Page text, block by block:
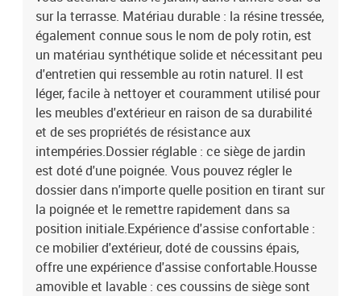
(100 % polyester)Matériau de remplissage du coussin de siège :
mousseDimensions du coussin de siège : 47 x 45 x 4 cm (l x P x
é)La livraison contient :1 x table de jardin2 x chaise de jardin2 x
chaise inclinable de jardin4 x coussin de siège avec housse
amovible et lavable
sur la terrasse. Matériau durable : la résine tressée,
également connue sous le nom de poly rotin, est
un matériau synthétique solide et nécessitant peu
d'entretien qui ressemble au rotin naturel. Il est
léger, facile à nettoyer et couramment utilisé pour
les meubles d'extérieur en raison de sa durabilité
et de ses propriétés de résistance aux
intempéries.Dossier réglable : ce siège de jardin
est doté d'une poignée. Vous pouvez régler le
dossier dans n'importe quelle position en tirant sur
la poignée et le remettre rapidement dans sa
position initiale.Expérience d'assise confortable :
ce mobilier d'extérieur, doté de coussins épais,
offre une expérience d'assise confortable.Housse
amovible et lavable : ces coussins de siège sont